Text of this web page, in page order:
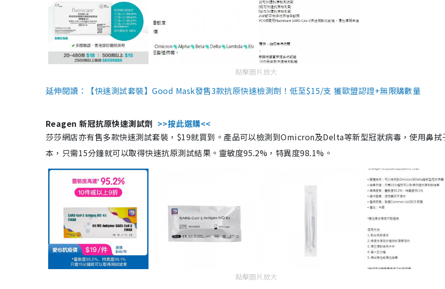
點擊圖片放大
延伸閱讀：【快速測試套裝】Good Mask發售3款抗原快速檢測劑！低至$15/支 獲歐盟認證+無限購數量
Reagen 新冠抗原快速測試劑 >>按此選購<<
莎莎網店亦有售多款快速測試套裝，$19就買到。產品可以檢測到Omicron及Delta等新型冠狀病毒，使用鼻拭
本，只需15分鐘就可以取得快速抗原測試結果。靈敏度95.2%，特異度98.1%。
點擊圖片放大